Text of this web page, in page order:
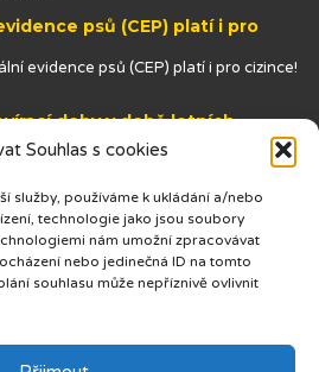
Souhlas s cookies
služby, používáme k ukládání a/nebo
technologie jako jsou soubory
nám umožní zpracovávat
nebo jedinečná ID na tomto
souhlasu může nepříznivě ovlivnit
psů (CEP) platí i pro
evidence psů (CEP) platí i pro cizince!
doby v době letních